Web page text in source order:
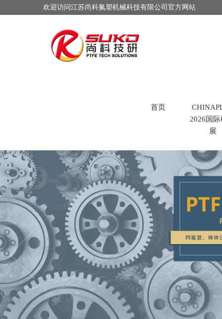
欢迎访问江苏尚科氟塑机械科技有限公司官方网站
首页
2026国
展